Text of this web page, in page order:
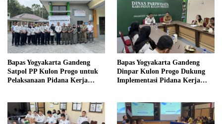
Bapas Yogyakarta Gandeng
Satpol PP Kulon Progo untuk
Pelaksanaan Pidana Kerja
Bapas Yogyakarta Gandeng
Dinpar Kulon Progo Dukung
Implementasi Pidana Kerja